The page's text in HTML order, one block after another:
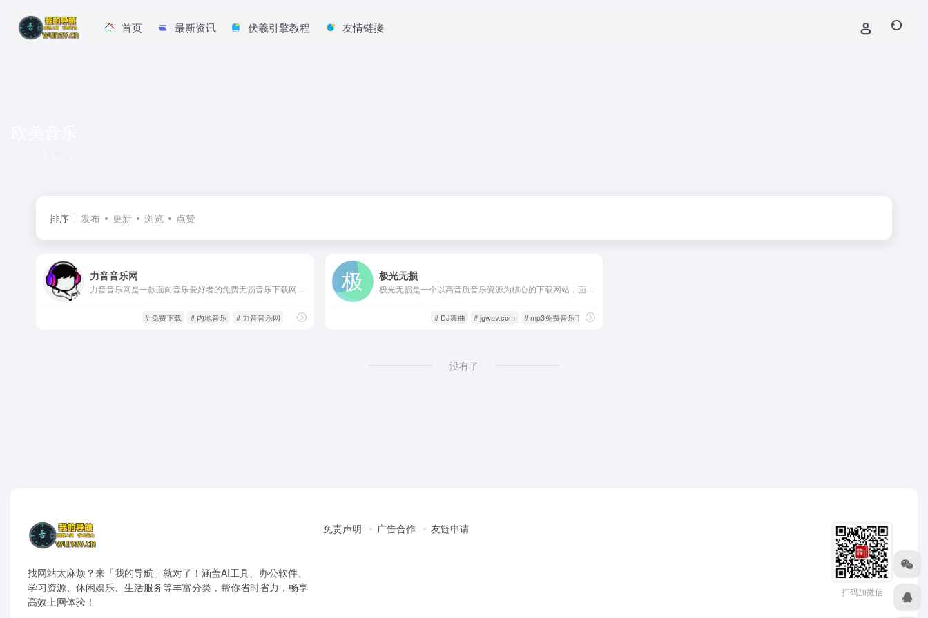
首页 最新资讯 伏羲引擎教程 友情链接
排序 发布 更新 浏览 点赞
力音音乐网
# 免费下载 # 内地音乐 # 力音音乐网
极光无损
# DJ舞曲 # jgwav.com # mp3免费音乐下载
没有了
找网站太麻烦？来「我的导航」就对了！涵盖AI工具、办公软件、
学习资源、休闲娱乐、生活服务等丰富分类，帮你省时省力，畅享
高效上网体验！
免责声明 广告合作 友链申请
扫码加微信